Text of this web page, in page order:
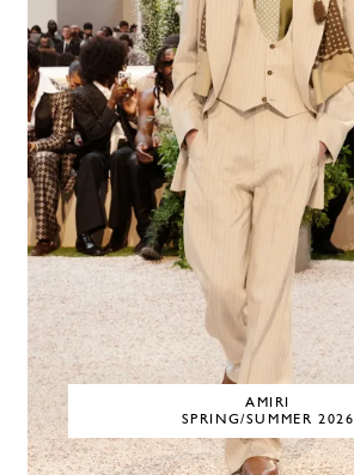
AMIRI
SPRING/SUMMER 2026